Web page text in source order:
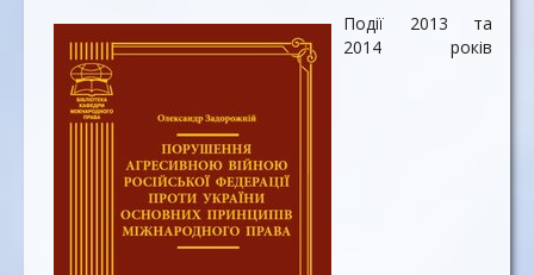
Події 2013 та
2014 років